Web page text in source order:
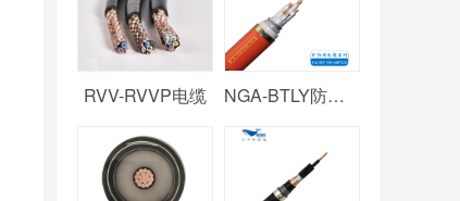
RVV-RVVP电缆 NGA-BTLY防火电缆